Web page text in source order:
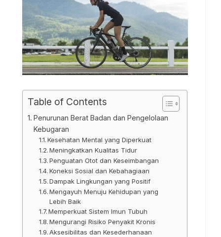
Table of Contents
Penurunan Berat Badan dan Pengelolaan
Kebugaran
Kesehatan Mental yang Diperkuat
Meningkatkan Kualitas Tidur
Penguatan Otot dan Keseimbangan
Koneksi Sosial dan Kebahagiaan
Dampak Lingkungan yang Positif
Mengayuh Menuju Kehidupan yang
Lebih Baik
Memperkuat Sistem Imun Tubuh
Mengurangi Risiko Penyakit Kronis
Aksesibilitas dan Kesederhanaan